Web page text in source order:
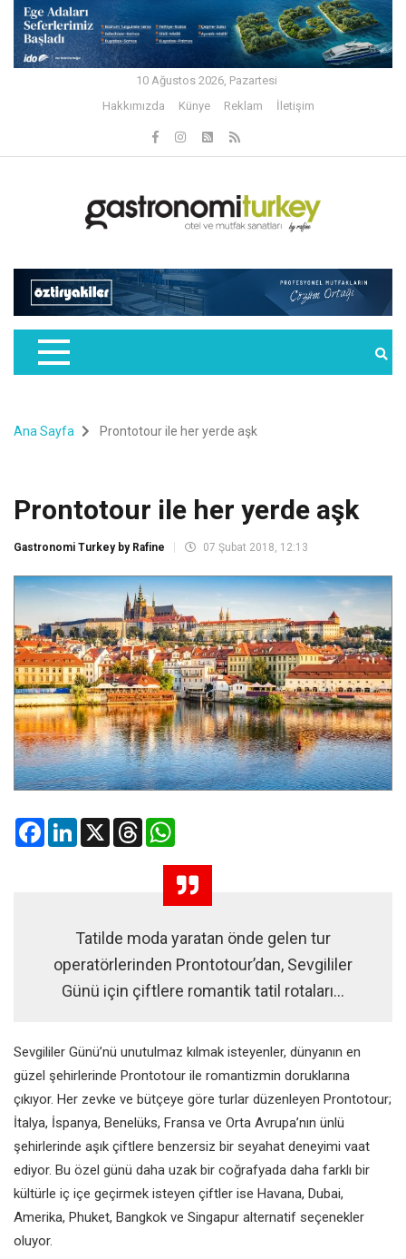
10 Ağustos 2026, Pazartesi
Hakkımızda
Künye Reklam İletişim
Ana Sayfa Prontotour ile her yerde aşk
Prontotour ile her yerde aşk
Gastronomi Turkey by Rafine 07 Şubat 2018, 12:13
FacebookLinkedIn
X Threads
Tatilde moda yaratan önde gelen tur
operatörlerinden Prontotour’dan, Sevgililer
Günü için çiftlere romantik tatil rotaları…
Sevgililer Günü’nü unutulmaz kılmak isteyenler, dünyanın en
güzel şehirlerinde Prontotour ile romantizmin doruklarına
çıkıyor. Her zevke ve bütçeye göre turlar düzenleyen Prontotour;
İtalya, İspanya, Benelüks, Fransa ve Orta Avrupa’nın ünlü
şehirlerinde aşık çiftlere benzersiz bir seyahat deneyimi vaat
ediyor. Bu özel günü daha uzak bir coğrafyada daha farklı bir
kültürle iç içe geçirmek isteyen çiftler ise Havana, Dubai,
Amerika, Phuket, Bangkok ve Singapur alternatif seçenekler
oluyor.